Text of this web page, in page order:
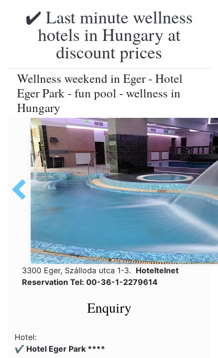
✔️ Last minute wellness
hotels in Hungary at
discount prices
Wellness weekend in Eger - Hotel
Eger Park - fun pool - wellness in
Hungary
3300 Eger, Szálloda utca 1-3. Hoteltelnet
Reservation Tel: 00-36-1-2279614
Enquiry
Hotel:
✔️ Hotel Eger Park ****